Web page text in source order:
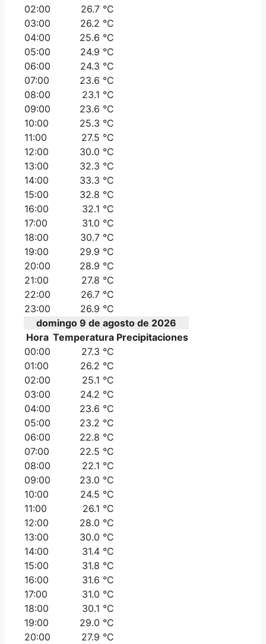
02:00
26.7 °C
03:00
26.2 °C
04:00
25.6 °C
05:00
24.9 °C
06:00
24.3 °C
07:00
23.6 °C
08:00
23.1 °C
09:00
23.6 °C
10:00
25.3 °C
11:00
27.5 °C
12:00
30.0 °C
13:00
32.3 °C
14:00
33.3 °C
15:00
32.8 °C
16:00
32.1 °C
17:00
31.0 °C
18:00
30.7 °C
19:00
29.9 °C
20:00
28.9 °C
21:00
27.8 °C
22:00
26.7 °C
23:00
26.9 °C
domingo 9 de agosto de 2026
Hora Temperatura Precipitaciones
00:00
27.3 °C
01:00
26.2 °C
02:00
25.1 °C
03:00
24.2 °C
04:00
23.6 °C
05:00
23.2 °C
06:00
22.8 °C
07:00
22.5 °C
08:00
22.1 °C
09:00
23.0 °C
10:00
24.5 °C
11:00
26.1 °C
12:00
28.0 °C
13:00
30.0 °C
14:00
31.4 °C
15:00
31.8 °C
16:00
31.6 °C
17:00
31.0 °C
18:00
30.1 °C
19:00
29.0 °C
20:00
27.9 °C